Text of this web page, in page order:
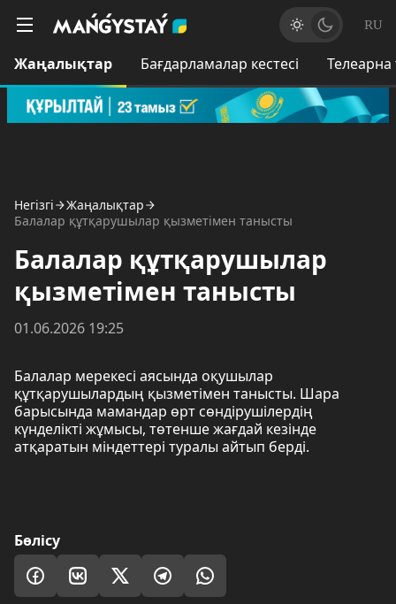
RU
Жаңалықтар Бағдарламалар кестесі
Негізгі
Жаңалықтар
Балалар құтқарушылар қызметімен танысты
Балалар құтқарушылар
қызметімен танысты
01.06.2026 19:25
Балалар мерекесі аясында оқушылар
құтқарушылардың қызметімен танысты. Шара
барысында мамандар өрт сөндірушілердің
күнделікті жұмысы, төтенше жағдай кезінде
атқаратын міндеттері туралы айтып берді.
Бөлісу